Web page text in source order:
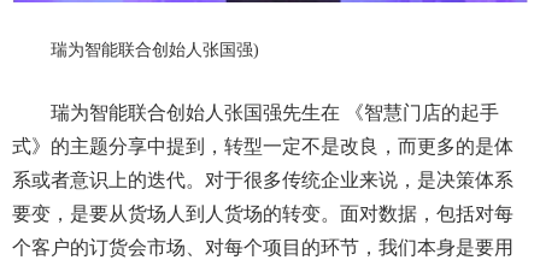
瑞为智能联合创始人张国强)
瑞为智能联合创始人张国强先生在 《智慧门店的起手
式》 的主题分享中提到，转型一定不是改良，而更多的是体
系或者意识上的迭代。对于很多传统企业来说，是决策体系
要变，是要从货场人到人货场的转变。面对数据，包括对每
个客户的订货会市场、对每个项目的环节，我们本身是要用